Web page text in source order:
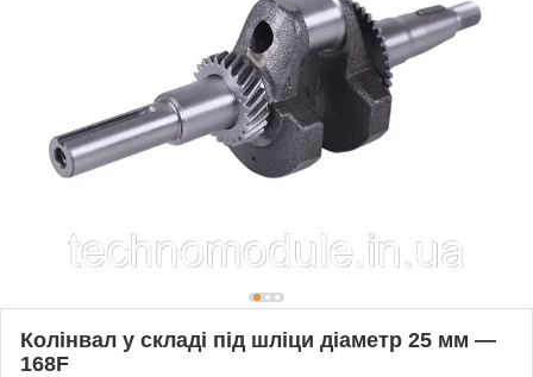
Колінвал у складі під шліци діаметр 25 мм —
168F